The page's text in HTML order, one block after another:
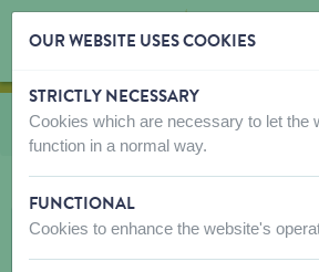
Skip content
Skip language choice
Vous êtes ici:
de Accessoires cages
OUR WEBSITE USES COOKIES
STRICTLY NECESSARY
Cookies which are necessary to let the
function in a normal way.
FUNCTIONAL
Cookies to enhance the website's